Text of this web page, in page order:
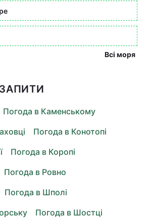
Всі моря
Погода в Каменському
Погода в Конотопі
Погода в Коропі
Погода в Ровно
Погода в Шполі
Погода в Шостці